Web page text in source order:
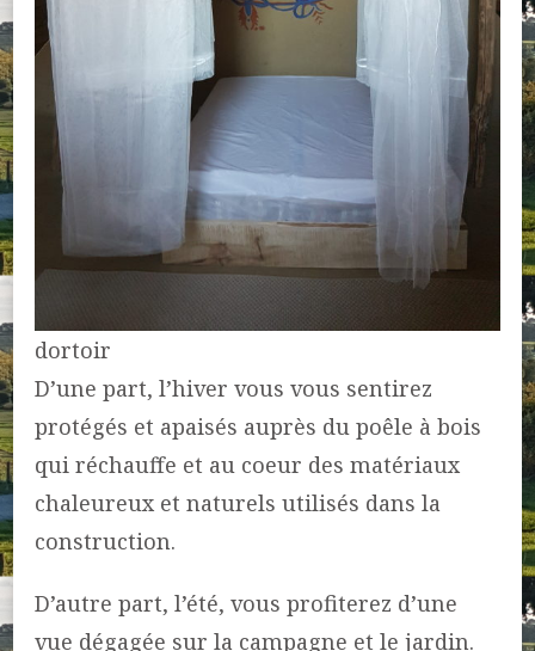
dortoir
D’une part, l’hiver vous vous sentirez
protégés et apaisés auprès du poêle à bois
qui réchauffe et au coeur des matériaux
chaleureux et naturels utilisés dans la
construction.
D’autre part, l’été, vous profiterez d’une
vue dégagée sur la campagne et le jardin.